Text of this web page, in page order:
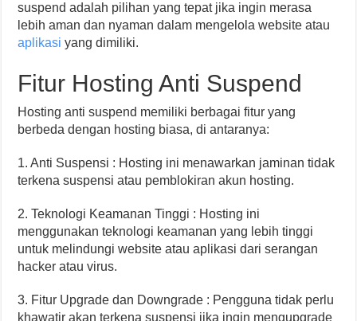
suspend adalah pilihan yang tepat jika ingin merasa
lebih aman dan nyaman dalam mengelola website atau
aplikasi yang dimiliki.
Fitur Hosting Anti Suspend
Hosting anti suspend memiliki berbagai fitur yang
berbeda dengan hosting biasa, di antaranya:
1. Anti Suspensi : Hosting ini menawarkan jaminan tidak
terkena suspensi atau pemblokiran akun hosting.
2. Teknologi Keamanan Tinggi : Hosting ini
menggunakan teknologi keamanan yang lebih tinggi
untuk melindungi website atau aplikasi dari serangan
hacker atau virus.
3. Fitur Upgrade dan Downgrade : Pengguna tidak perlu
khawatir akan terkena suspensi jika ingin mengupgrade